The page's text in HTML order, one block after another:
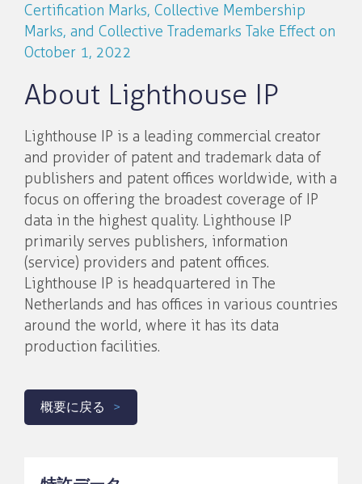
Certification Marks, Collective Membership
Marks, and Collective Trademarks Take Effect on
October 1, 2022
About Lighthouse IP
Lighthouse IP is a leading commercial creator
and provider of patent and trademark data of
publishers and patent offices worldwide, with a
focus on offering the broadest coverage of IP
data in the highest quality. Lighthouse IP
primarily serves publishers, information
(service) providers and patent offices.
Lighthouse IP is headquartered in The
Netherlands and has offices in various countries
around the world, where it has its data
production facilities.
概要に戻る